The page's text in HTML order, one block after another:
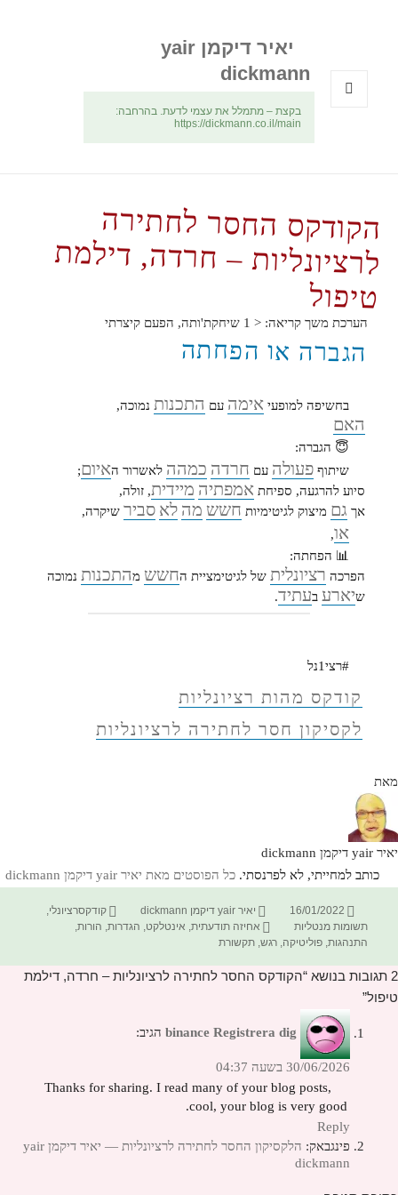
יאיר דיקמן yair
dickmann
בקצת – מתמלל את עצמי לדעת. בהרחבה:
https://dickmann.co.il/main
הקודקס החסר לחתירה
לרציונליות – חרדה, דילמת
טיפול
הערכת משך קריאה: < 1 שיחקת'ותה, הפעם קיצרתי
הגברה או הפחתה
בחשיפה למופעיאימה עם התכנות נמוכה,
האם
😇 הגברה:
שיתוףפעולה עם חרדה כמהה לאשרור האיום;
סיוע להרגעה, ספיחתאמפתיה מיידית, זולה,
אך גם מיצוק לגיטימיות חשש מה לא סביר שיקרה,
או,
📊 הפחתה:
הפרכה רציונלית של לגיטימציית החשש מהתכנות נמוכה
שיארע בעתיד.
#רצי1נל
קודקס מהות רציונליות
לקסיקון חסר לחתירה לרציונליות
מאת
יאיר yair דיקמן dickmann
כותב למחייתי, לא לפרנסתי. כל הפוסטים מאת יאיר yair דיקמן dickmann‏
פורסם
בתאריך
16/01/2022 מחבר
יאיר yair דיקמן dickmann קטגוריות
קודקסרציונלי,
תשומות מנטליות
תגיות
אחיזה תודעתית, אינטלקט, הגדרות, הורות,
התנהגות,פוליטיקה,רגש,תקשורת
2 תגובות בנושא “הקודקס החסר לחתירה לרציונליות – חרדה, דילמת
טיפול”
binance Registrera dig הגיב:
30/06/2026 בשעה 04:37
Thanks for sharing. I read many of your blog posts,
cool, your blog is very good.
Reply
פינגבאק:
הלקסיקון החסר לחתירה לרציונליות — יאיר דיקמן yair
dickmann